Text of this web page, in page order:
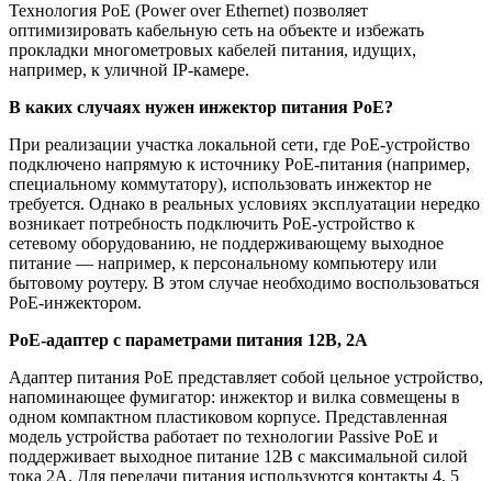
Технология PoE (Power over Ethernet) позволяет
оптимизировать кабельную сеть на объекте и избежать
прокладки многометровых кабелей питания, идущих,
например, к уличной IP-камере.
В каких случаях нужен инжектор питания PoE?
При реализации участка локальной сети, где PoE-устройство
подключено напрямую к источнику PoE-питания (например,
специальному коммутатору), использовать инжектор не
требуется. Однако в реальных условиях эксплуатации нередко
возникает потребность подключить PoE-устройство к
сетевому оборудованию, не поддерживающему выходное
питание — например, к персональному компьютеру или
бытовому роутеру. В этом случае необходимо воспользоваться
PoE-инжектором.
PoE-адаптер с параметрами питания 12В, 2А
Адаптер питания PoE представляет собой цельное устройство,
напоминающее фумигатор: инжектор и вилка совмещены в
одном компактном пластиковом корпусе. Представленная
модель устройства работает по технологии Passive PoE и
поддерживает выходное питание 12В с максимальной силой
тока 2А. Для передачи питания используются контакты 4, 5